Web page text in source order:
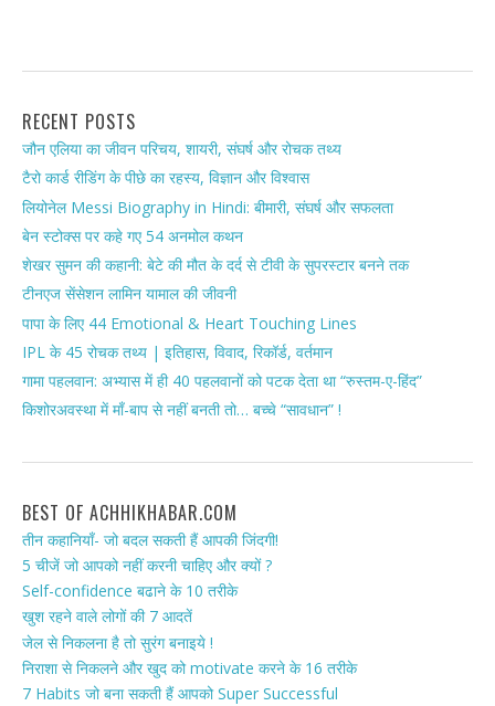
RECENT POSTS
जौन एलिया का जीवन परिचय, शायरी, संघर्ष और रोचक तथ्य
टैरो कार्ड रीडिंग के पीछे का रहस्य, विज्ञान और विश्वास
लियोनेल Messi Biography in Hindi: बीमारी, संघर्ष और सफलता
बेन स्टोक्स पर कहे गए 54 अनमोल कथन
शेखर सुमन की कहानी: बेटे की मौत के दर्द से टीवी के सुपरस्टार बनने तक
टीनएज सेंसेशन लामिन यामाल की जीवनी
पापा के लिए 44 Emotional & Heart Touching Lines
IPL के 45 रोचक तथ्य | इतिहास, विवाद, रिकॉर्ड, वर्तमान
गामा पहलवान: अभ्यास में ही 40 पहलवानों को पटक देता था “रुस्तम-ए-हिंद”
किशोरअवस्था में माँ-बाप से नहीं बनती तो… बच्चे “सावधान” !
BEST OF ACHHIKHABAR.COM
तीन कहानियाँ- जो बदल सकती हैं आपकी जिंदगी!
5 चीजें जो आपको नहीं करनी चाहिए और क्यों ?
Self-confidence बढाने के 10 तरीके
खुश रहने वाले लोगों की 7 आदतें
जेल से निकलना है तो सुरंग बनाइये !
निराशा से निकलने और खुद को motivate करने के 16 तरीके
7 Habits जो बना सकती हैं आपको Super Successful